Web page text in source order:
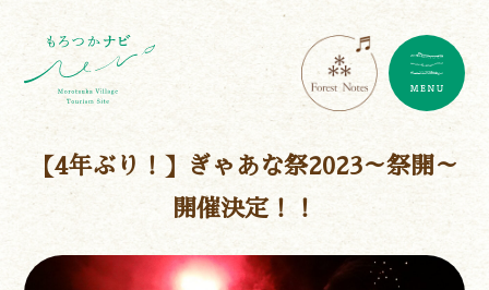
【4年ぶり！】ぎゃあな祭2023～祭開～
開催決定！！